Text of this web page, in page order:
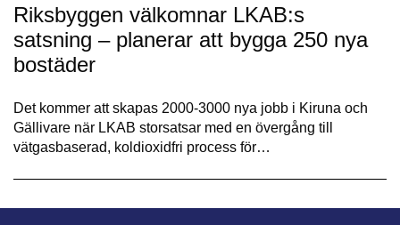
Riksbyggen välkomnar LKAB:s
satsning – planerar att bygga 250 nya
bostäder
Det kommer att skapas 2000-3000 nya jobb i Kiruna och
Gällivare när LKAB storsatsar med en övergång till
vätgasbaserad, koldioxidfri process för…